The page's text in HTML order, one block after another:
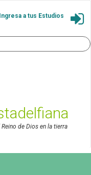
Ingresa a tus Estudios
de Dios en la tierra